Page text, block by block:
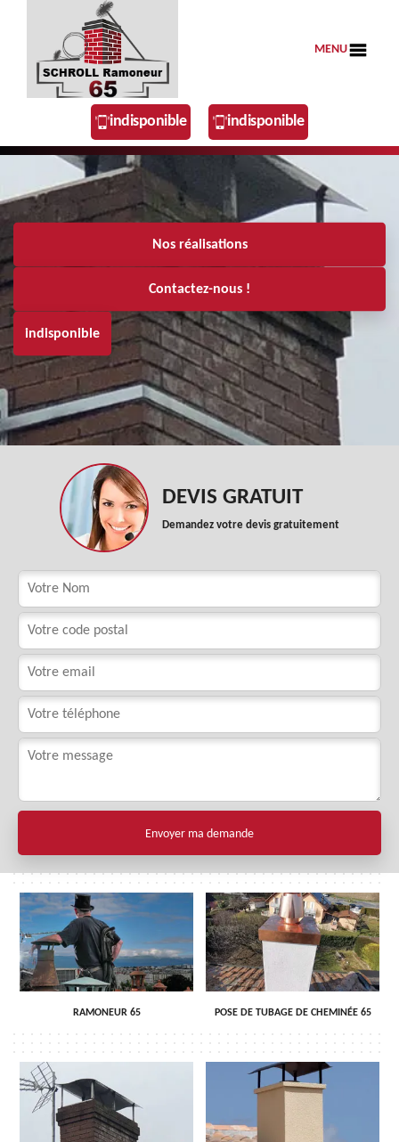
MENU
indisponible indisponible
Nos réalisations
Contactez-nous !
indisponible
DEVIS GRATUIT
Demandez votre devis gratuitement
RAMONEUR 65 POSE DE TUBAGE DE CHEMINÉE 65